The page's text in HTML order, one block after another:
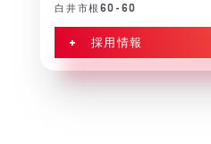
白井市根60-60
+ 採用情報